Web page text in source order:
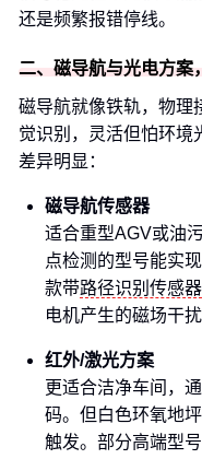
还是频繁报错停线。
二、磁导航与光电方案
磁导航就像铁轨，物理
觉识别，灵活但怕环境
差异明显：
磁导航传感器
适合重型AGV或油
点检测的型号能实
款带路径识别传感器
电机产生的磁场干扰
红外/激光方案
更适合洁净车间，
码。但白色环氧地
触发。部分高端型